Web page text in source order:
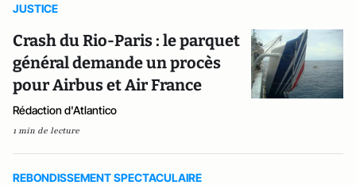
JUSTICE
Crash du Rio-Paris : le parquet
général demande un procès
pour Airbus et Air France
Rédaction d'Atlantico
1 min de lecture
REBONDISSEMENT SPECTACULAIRE